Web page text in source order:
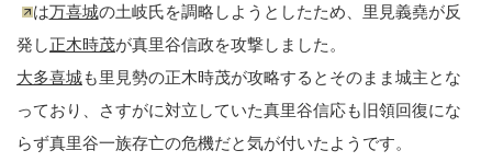
は万喜城の土岐氏を調略しようとしたため、里見義堯が反
発し正木時茂が真里谷信政を攻撃しました。
大多喜城も里見勢の正木時茂が攻略するとそのまま城主とな
っており、さすがに対立していた真里谷信応も旧領回復にな
らず真里谷一族存亡の危機だと気が付いたようです。